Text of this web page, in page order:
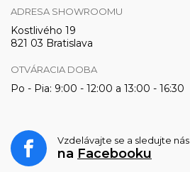
ADRESA SHOWROOMU
Kostlivého 19
821 03 Bratislava
OTVÁRACIA DOBA
Po - Pia: 9:00 - 12:00 a 13:00 - 16:30
Vzdelávajte se a sledujte nás
na Facebooku